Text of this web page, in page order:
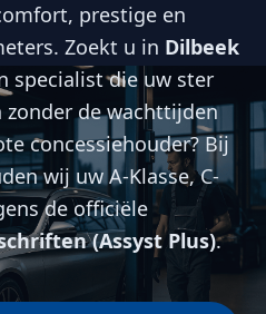
prestige en
Zoekt u in Dilbeek
specialist die uw ster
de wachttijden
concessiehouder? Bij
wij uw A-Klasse, C-
de officiële
(Assyst Plus).